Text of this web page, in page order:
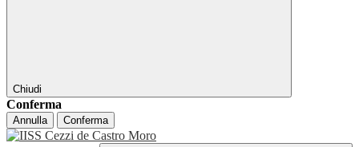
Chiudi
Conferma
Annulla Conferma